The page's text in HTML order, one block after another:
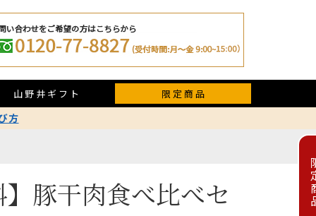
山野井ギフト 限定商品
方
豚干肉食べ比べセ